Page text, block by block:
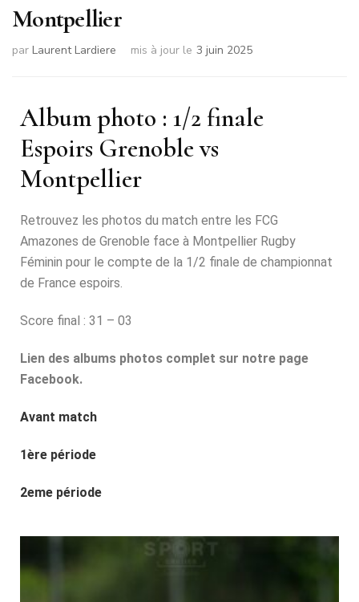
Montpellier
par Laurent Lardiere mis à jour le 3 juin 2025
Album photo : 1/2 finale
Espoirs Grenoble vs
Montpellier
Retrouvez les photos du match entre les FCG
Amazones de Grenoble face à Montpellier Rugby
Féminin pour le compte de la 1/2 finale de championnat
de France espoirs.
Score final : 31 – 03
Lien des albums photos complet sur notre page
Facebook.
Avant match
1ère période
2eme période